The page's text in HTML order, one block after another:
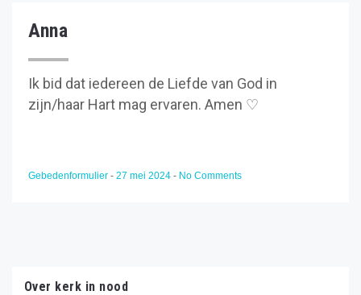
Anna
Ik bid dat iedereen de Liefde van God in
zijn/haar Hart mag ervaren. Amen ♡
Gebedenformulier - 27 mei 2024 - No Comments
Over kerk in nood